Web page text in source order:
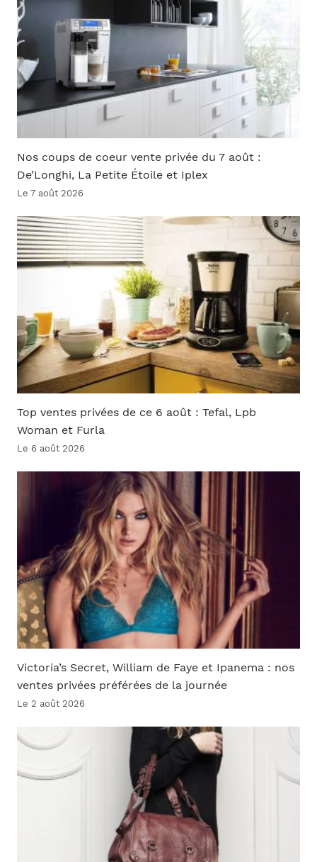
Nos coups de coeur vente privée du 7 août :
De’Longhi, La Petite Étoile et Iplex
Le 7 août 2026
Top ventes privées de ce 6 août : Tefal, Lpb
Woman et Furla
Le 6 août 2026
Victoria’s Secret, William de Faye et Ipanema : nos
ventes privées préférées de la journée
Le 2 août 2026